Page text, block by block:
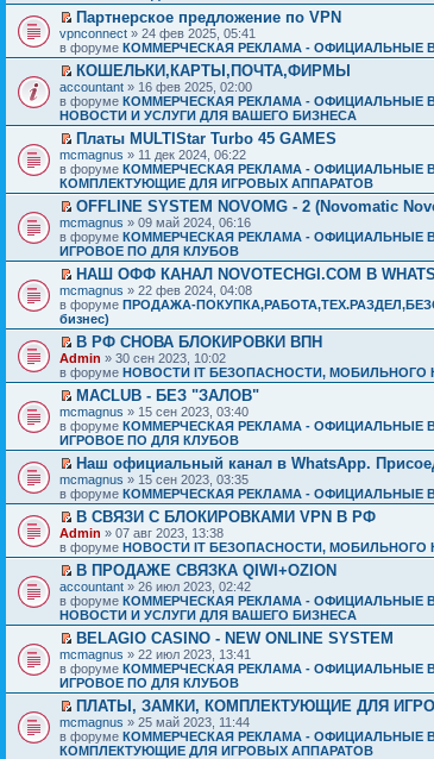
Партнерское предложение по VPN
vpnconnect » 24 фев 2025, 05:41
в форуме КОММЕРЧЕСКАЯ РЕКЛАМА - ОФИЦИАЛЬНЫЕ
КОШЕЛЬКИ,КАРТЫ,ПОЧТА,ФИРМЫ
accountant » 16 фев 2025, 02:00
в форуме КОММЕРЧЕСКАЯ РЕКЛАМА - ОФИЦИАЛЬНЫЕ
НОВОСТИ И УСЛУГИ ДЛЯ ВАШЕГО БИЗНЕСА
Платы MULTIStar Turbo 45 GAMES
mcmagnus » 11 дек 2024, 06:22
в форуме КОММЕРЧЕСКАЯ РЕКЛАМА - ОФИЦИАЛЬНЫЕ
КОМПЛЕКТУЮЩИЕ ДЛЯ ИГРОВЫХ АППАРАТОВ
OFFLINE SYSTEM NOVOMG - 2 (Novomatic
mcmagnus » 09 май 2024, 06:16
в форуме КОММЕРЧЕСКАЯ РЕКЛАМА - ОФИЦИАЛЬНЫЕ
ИГРОВОЕ ПО ДЛЯ КЛУБОВ
НАШ ОФФ КАНАЛ NOVOTECHGI.COM В
mcmagnus » 22 фев 2024, 04:08
в форуме ПРОДАЖА-
бизнес)
В РФ СНОВА БЛОКИРОВКИ ВПН
Admin » 30 сен 2023, 10:02
в форуме НОВОСТИ IT БЕЗОПАСНОСТИ, МОБИЛЬНОГО
MACLUB - БЕЗ "ЗАЛОВ"
mcmagnus » 15 сен 2023, 03:40
в форуме КОММЕРЧЕСКАЯ РЕКЛАМА - ОФИЦИАЛЬНЫЕ
ИГРОВОЕ ПО ДЛЯ КЛУБОВ
Наш официальный канал в WhatsApp.
mcmagnus » 15 сен 2023, 03:35
в форуме КОММЕРЧЕСКАЯ РЕКЛАМА - ОФИЦИАЛЬНЫЕ
В СВЯЗИ С БЛОКИРОВКАМИ VPN В РФ
Admin » 07 авг 2023, 13:38
в форуме НОВОСТИ IT БЕЗОПАСНОСТИ, МОБИЛЬНОГО
В ПРОДАЖЕ СВЯЗКА QIWI+OZION
accountant » 26 июл 2023, 02:42
в форуме КОММЕРЧЕСКАЯ РЕКЛАМА - ОФИЦИАЛЬНЫЕ
НОВОСТИ И УСЛУГИ ДЛЯ ВАШЕГО БИЗНЕСА
BELAGIO CASINO - NEW ONLINE SYSTEM
mcmagnus » 22 июл 2023, 13:41
в форуме КОММЕРЧЕСКАЯ РЕКЛАМА - ОФИЦИАЛЬНЫЕ
ИГРОВОЕ ПО ДЛЯ КЛУБОВ
ПЛАТЫ, ЗАМКИ, КОМПЛЕКТУЮЩИЕ ДЛЯ
mcmagnus » 25 май 2023, 11:44
в форуме КОММЕРЧЕСКАЯ РЕКЛАМА - ОФИЦИАЛЬНЫЕ
КОМПЛЕКТУЮЩИЕ ДЛЯ ИГРОВЫХ АППАРАТОВ